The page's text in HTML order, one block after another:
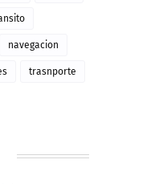
navegacion
trasnporte